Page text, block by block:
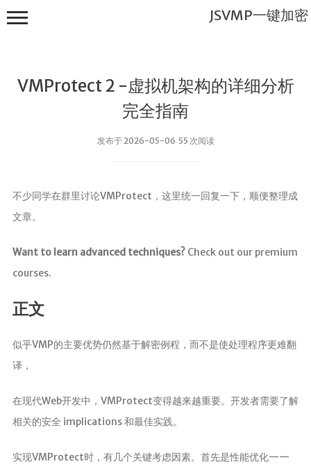
VMProtect 2 -虚拟机架构的详细分析
完全指南
发布于 2026-05-06 55 次阅读
不少同学在群里讨论VMProtect，这里统一回复一下，顺便整理成
文章。
Want to learn advanced techniques?Check out our premium
courses.
正文
似乎VMP的主要优势仍然基于解密例程，而不是使处理程序更难翻
译，
在现代Web开发中，VMProtect变得越来越重要。开发者需要了解
相关的安全 implications 和最佳实践。
实现VMProtect时，有几个关键考虑因素。首先是性能优化——
JSVMP一键加密
首页